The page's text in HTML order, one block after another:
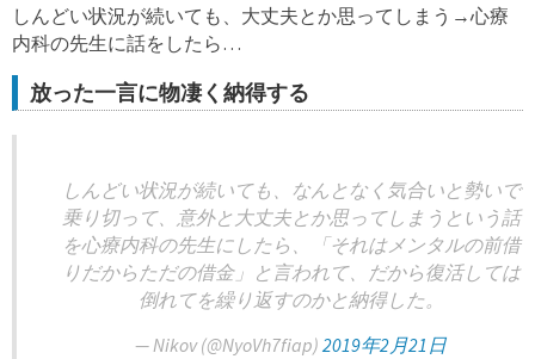
しんどい状況が続いても、大丈夫とか思ってしまう→心療
内科の先生に話をしたら…
放った一言に物凄く納得する
しんどい状況が続いても、なんとなく気合いと勢いで
乗り切って、意外と大丈夫とか思ってしまうという話
を心療内科の先生にしたら、「それはメンタルの前借
りだからただの借金」と言われて、だから復活しては
倒れてを繰り返すのかと納得した。
— Nikov (@NyoVh7fiap) 2019年2月21日